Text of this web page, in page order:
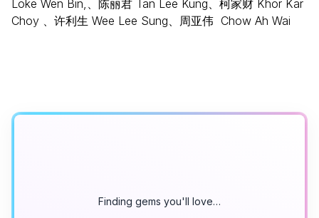
Loke Wen Bin,、陈丽君 Tan Lee Kung、柯家财 Khor Kar
Choy 、许利生 Wee Lee Sung、周亚伟 Chow Ah Wai
Finding gems you'll love…